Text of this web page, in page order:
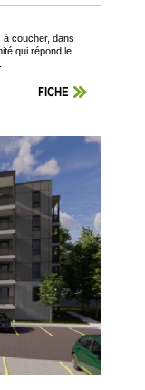
à coucher, dans
qui répond le
FICHE